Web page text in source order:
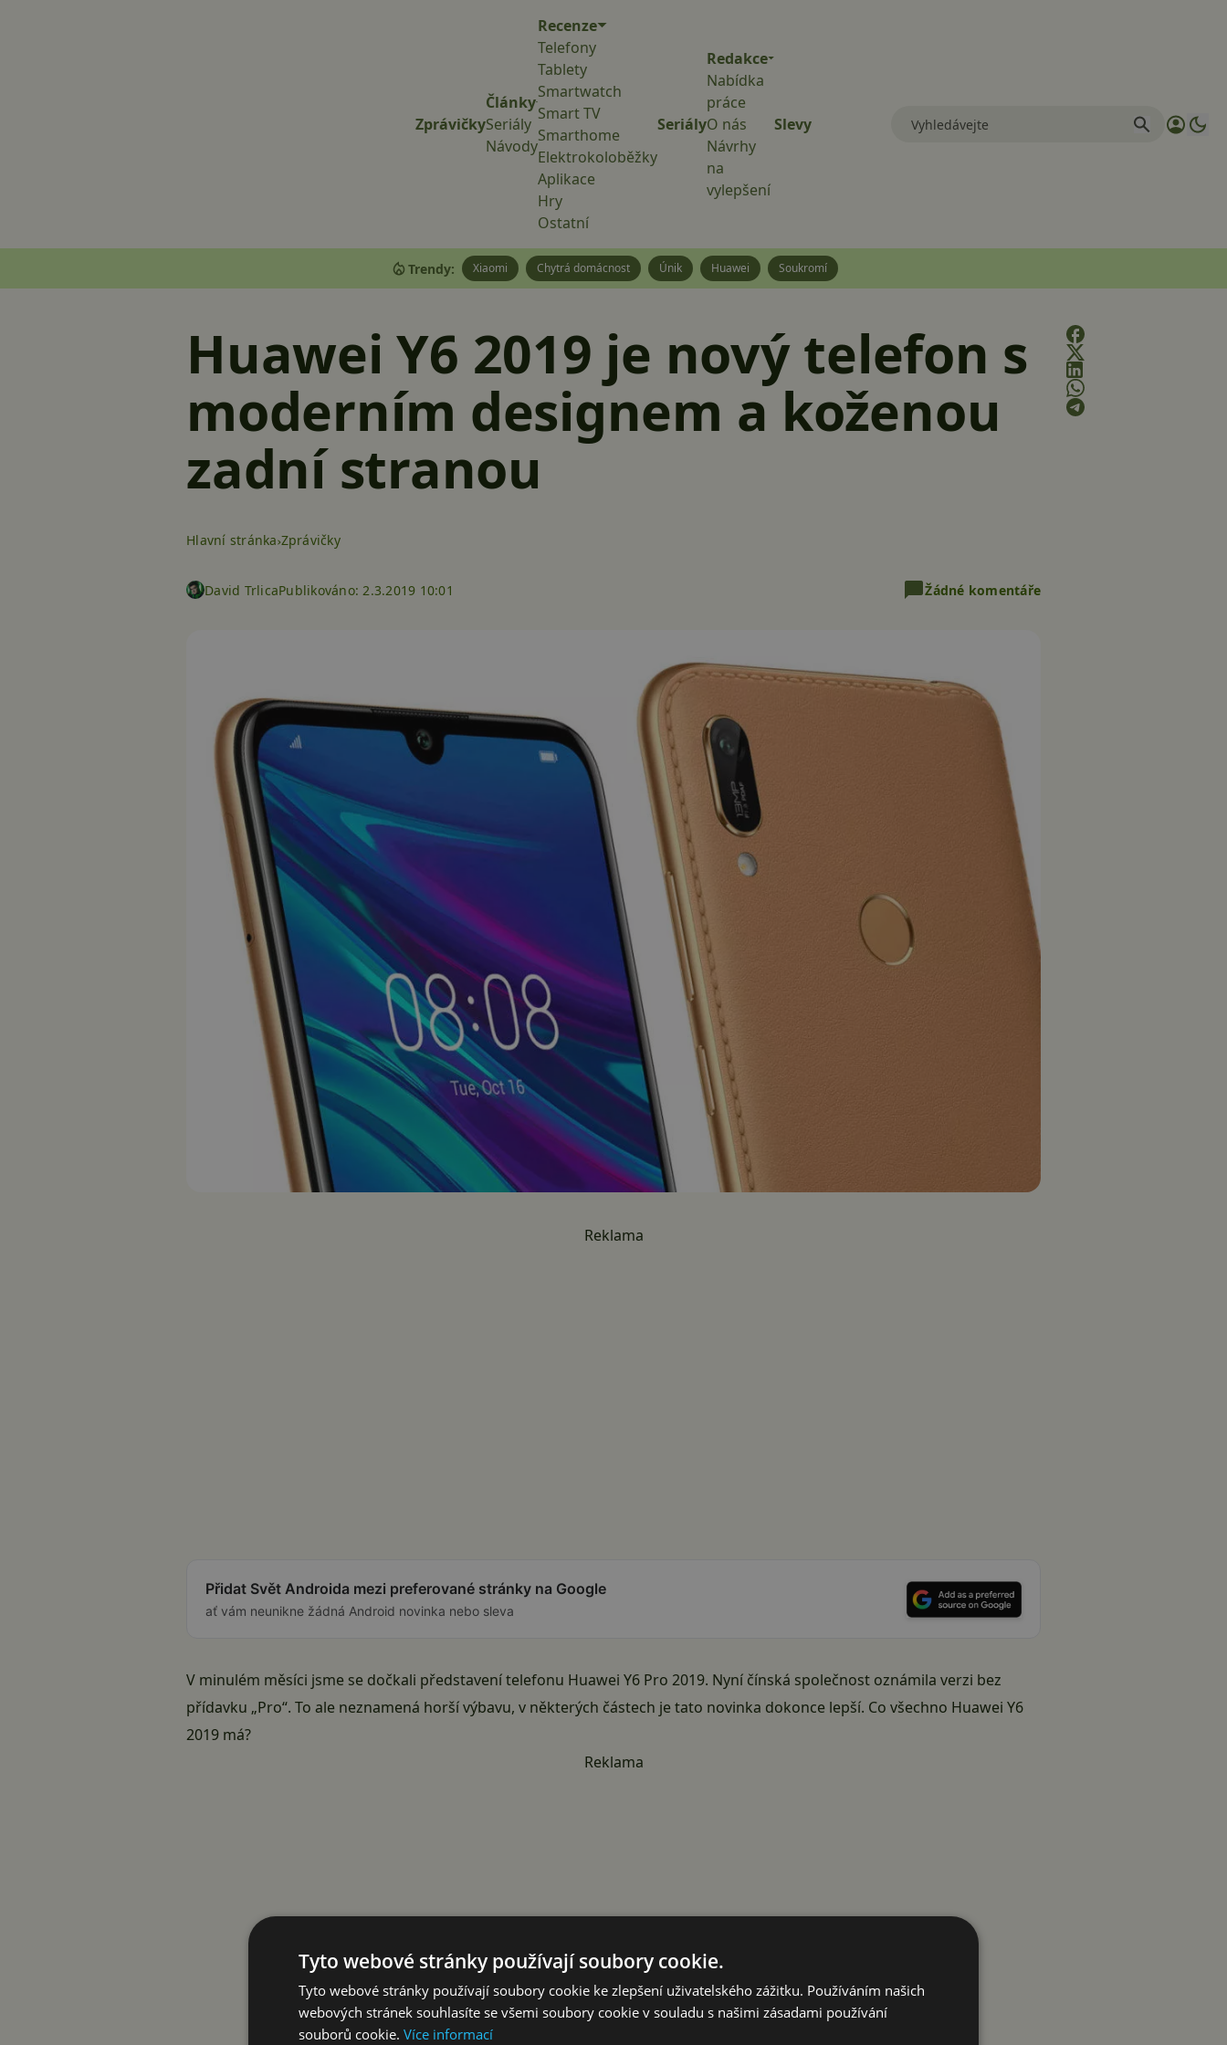
Zprávičky
Články
Seriály
Návody
Recenze
Telefony
Tablety
Smartwatch
Smart TV
Smarthome
Elektrokoloběžky
Aplikace
Hry
Ostatní
Seriály
Redakce
Nabídka
práce
O nás
Návrhy
na
vylepšení
Slevy
Trendy: Xiaomi Chytrá domácnost Únik Huawei Soukromí
Huawei Y6 2019 je nový telefon s
moderním designem a koženou
zadní stranou
Hlavní stránka Zprávičky
David TrlicaPublikováno: 2.3.2019 10:01 Žádné komentáře
Reklama
Přidat Svět Androida mezi preferované stránky na Google
ať vám neunikne žádná Android novinka nebo sleva
V minulém měsíci jsme se dočkali představení telefonu Huawei Y6 Pro 2019. Nyní čínská společnost oznámila verzi bez
přídavku „Pro“. To ale neznamená horší výbavu, v některých částech je tato novinka dokonce lepší. Co všechno Huawei Y6
2019 má?
Reklama
Tyto webové stránky používají soubory cookie.
Tyto webové stránky používají soubory cookie ke zlepšení uživatelského zážitku. Používáním našich
webových stránek souhlasíte se všemi soubory cookie v souladu s našimi zásadami používání
souborů cookie. Více informací